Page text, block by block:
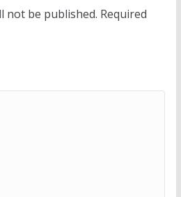
not be published. Required